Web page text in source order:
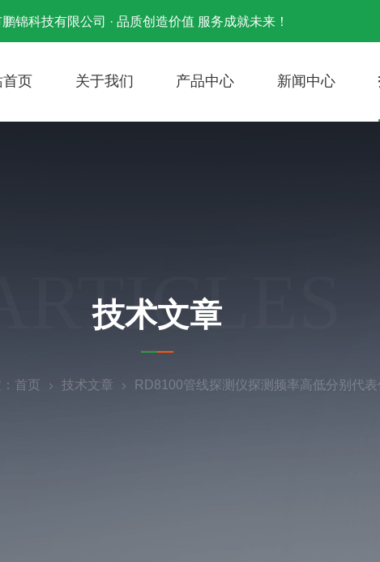
锦科技有限公司 · 品质创造价值 服务成就未来！
首页 关于我们 产品中心 新闻中心
ARTICLES
技术文章
首页 技术文章 RD8100管线探测仪探测频率高低分别代表